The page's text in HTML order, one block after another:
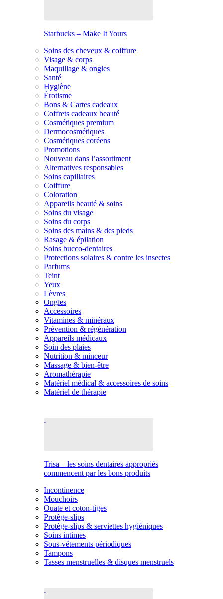
Starbucks – Make It Yours
Soins des cheveux & coiffure
Visage & corps
Maquillage & ongles
Santé
Hygiène
Érotisme
Bons & Cartes cadeaux
Coffrets cadeaux beauté
Cosmétiques premium
Dermocosmétiques
Cosmétiques coréens
Promotions
Nouveau dans l’assortiment
Alternatives responsables
Soins capillaires
Coiffure
Coloration
Appareils beauté & soins
Soins du visage
Soins du corps
Soins des mains & des pieds
Rasage & épilation
Soins bucco-dentaires
Protections solaires & contre les insectes
Parfums
Teint
Yeux
Lèvres
Ongles
Accessoires
Vitamines & minéraux
Prévention & régénération
Appareils médicaux
Soin des plaies
Nutrition & minceur
Massage & bien-être
Aromathérapie
Matériel médical & accessoires de soins
Matériel de thérapie
Trisa – les soins dentaires appropriés
commencent par les bons produits
Incontinence
Mouchoirs
Ouate et coton-tiges
Protège-slips
Protège-slips & serviettes hygiéniques
Soins intimes
Sous-vêtements périodiques
Tampons
Tasses menstruelles & disques menstruels